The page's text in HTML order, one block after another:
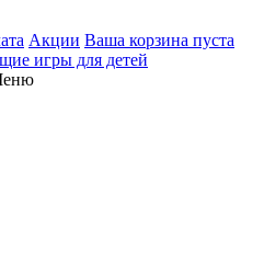
Акции Ваша корзина пуста
игры для детей